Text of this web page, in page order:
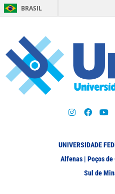
BRASIL
UNIVERSIDADE
Alfenas | Poços
Sul de